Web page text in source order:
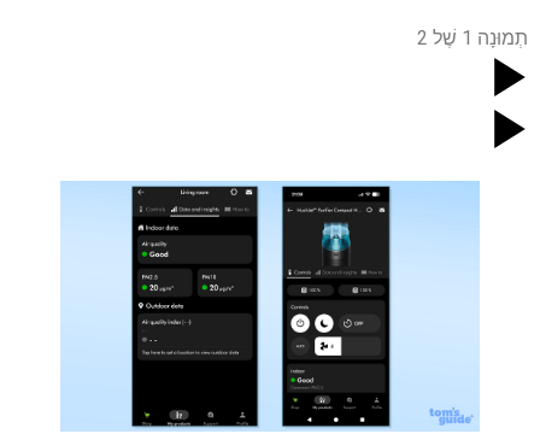
תְמוּנָה 1 שֶׁל 2